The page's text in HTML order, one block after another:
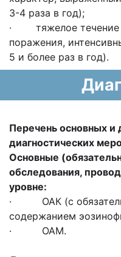
3-4 раза в год);
· тяжелое течение
поражения,
5 и более раз в год).
Перечень основных и
диагностических
Основные
обследования,
уровне:
· ОАК (с
содержанием
· ОАМ.